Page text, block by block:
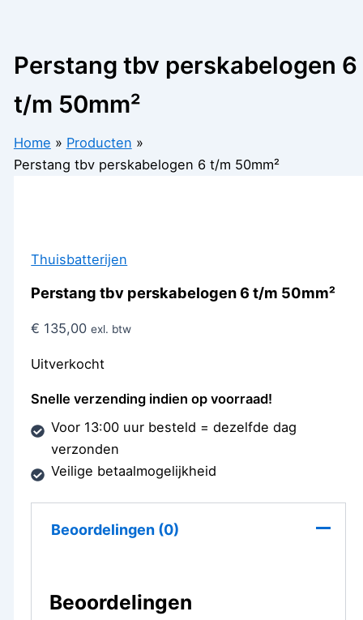
Perstang tbv perskabelogen 6
t/m 50mm²
Home
Producten
Perstang tbv perskabelogen 6 t/m 50mm²
Thuisbatterijen
Perstang tbv perskabelogen 6 t/m 50mm²
€ 135,00 exl. btw
Uitverkocht
Snelle verzending indien op voorraad!
Voor 13:00 uur besteld = dezelfde dag
verzonden
Veilige betaalmogelijkheid
Beoordelingen (0)
Beoordelingen